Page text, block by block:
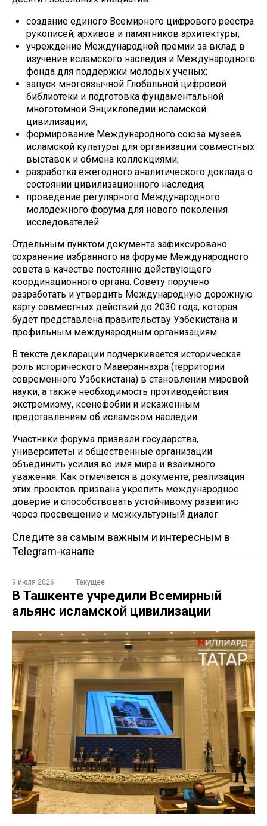
создание единого Всемирного цифрового реестра
рукописей, архивов и памятников архитектуры;
учреждение Международной премии за вклад в
изучение исламского наследия и Международного
фонда для поддержки молодых ученых;
запуск многоязычной Глобальной цифровой
библиотеки и подготовка фундаментальной
многотомной Энциклопедии исламской
цивилизации;
формирование Международного союза музеев
исламской культуры для организации совместных
выставок и обмена коллекциями;
разработка ежегодного аналитического доклада о
состоянии цивилизационного наследия;
проведение регулярного Международного
молодежного форума для нового поколения
исследователей.
Отдельным пунктом документа зафиксировано
сохранение избранного на форуме Международного
совета в качестве постоянно действующего
координационного органа. Совету поручено
разработать и утвердить Международную дорожную
карту совместных действий до 2030 года, которая
будет представлена правительству Узбекистана и
профильным международным организациям.
В тексте декларации подчеркивается историческая
роль исторического Мавераннахра (территории
современного Узбекистана) в становлении мировой
науки, а также необходимость противодействия
экстремизму, ксенофобии и искаженным
представлениям об исламском наследии.
Участники форума призвали государства,
университеты и общественные организации
объединить усилия во имя мира и взаимного
уважения. Как отмечается в документе, реализация
этих проектов призвана укрепить международное
доверие и способствовать устойчивому развитию
через просвещение и межкультурный диалог.
Следите за самым важным и интересным в
Telegram-канале
9 июля 2026 Текущее
В Ташкенте учредили Всемирный
альянс исламской цивилизации